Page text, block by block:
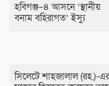
হবিগঞ্জ–৪ আসনে ‘স্থানীয়
বনাম বহিরাগত’ ইস্যু
সিলেটে শাহজালাল (রহ.)-